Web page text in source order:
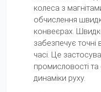
колеса з
обчислення
конвеєрах.
забезпечує
часі. Це
промисловості та
динаміки руху.